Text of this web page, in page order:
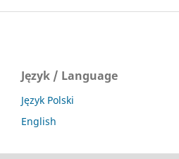
Język / Language
Język Polski
English